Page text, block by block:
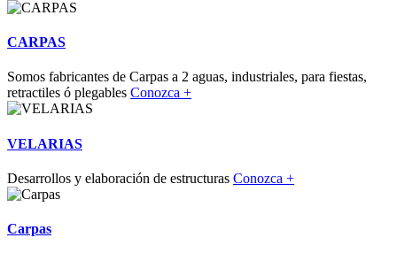
CARPAS
Somos fabricantes de Carpas a 2 aguas, industriales, para fiestas,
retractiles ó plegables Conozca +
VELARIAS
Desarrollos y elaboración de estructuras Conozca +
Carpas